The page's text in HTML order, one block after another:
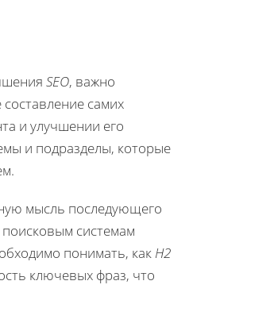
SEO, важно
самих
и улучшении его
и подразделы, которые
мысль последующего
системам
понимать, как H2
ключевых фраз, что